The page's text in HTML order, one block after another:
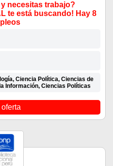
necesitas trabajo?
te está buscando! Hay 8
Ciencia Política, Ciencias de
Información, Ciencias Políticas